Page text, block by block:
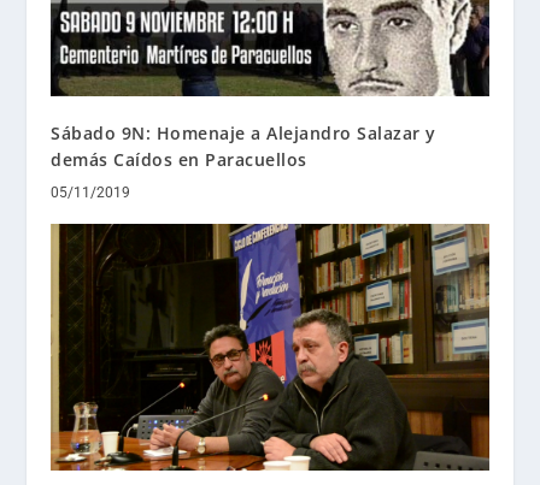
Sábado 9N: Homenaje a Alejandro Salazar y
demás Caídos en Paracuellos
05/11/2019